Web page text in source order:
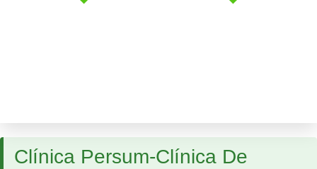
Clínica Persum-Clínica De